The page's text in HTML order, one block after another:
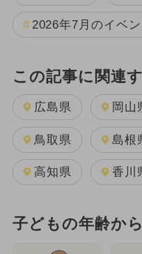
2026年7月のイベン
この記事に関連
広島県 岡山
鳥取県 島根
高知県 香川
子どもの年齢か